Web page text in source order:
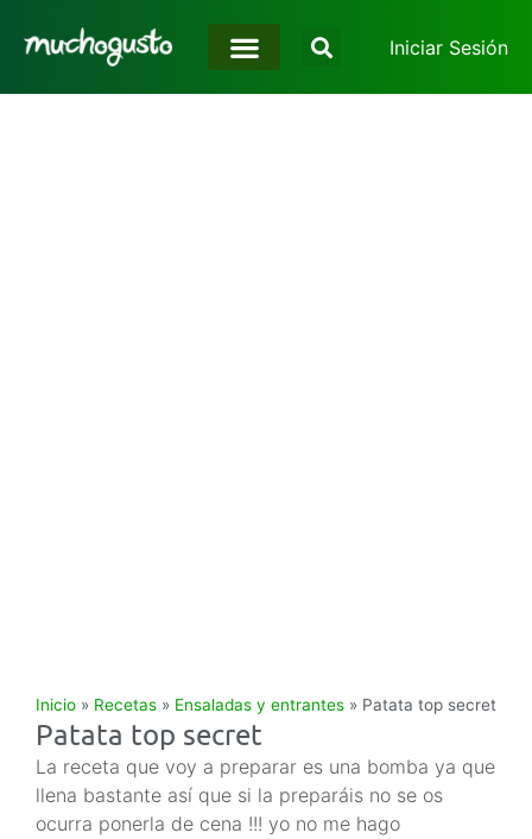
Iniciar Sesión
Inicio » Recetas » Ensaladas y entrantes » Patata top secret
Patata top secret
La receta que voy a preparar es una bomba ya que
llena bastante así que si la preparáis no se os
ocurra ponerla de cena !!! yo no me hago